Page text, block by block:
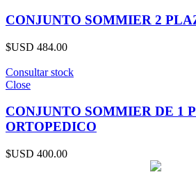
CONJUNTO SOMMIER 2
$USD 484.00
Consultar stock
Close
CONJUNTO SOMMIER DE 1
ORTOPEDICO
$USD 400.00